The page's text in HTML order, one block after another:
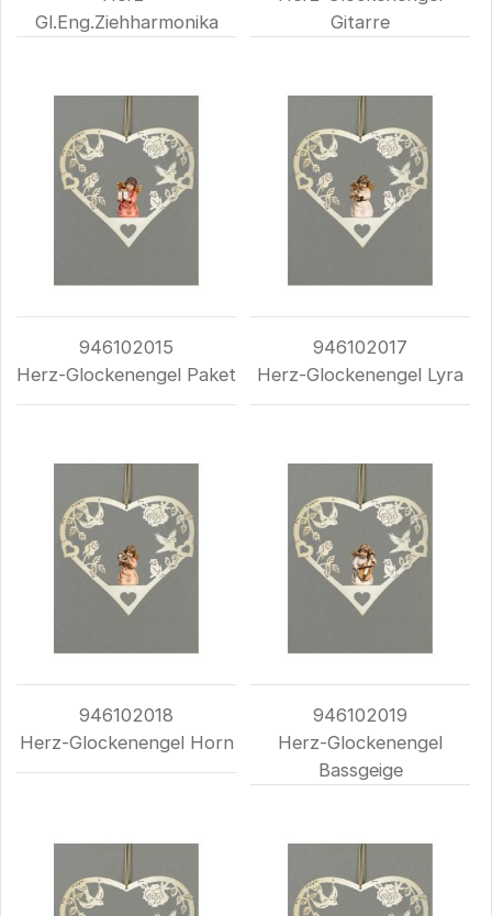
Gl.Eng.Ziehharmonika
Gitarre
946102015
Herz-Glockenengel Paket
946102017
Herz-Glockenengel Lyra
946102018
Herz-Glockenengel Horn
946102019
Herz-Glockenengel
Bassgeige